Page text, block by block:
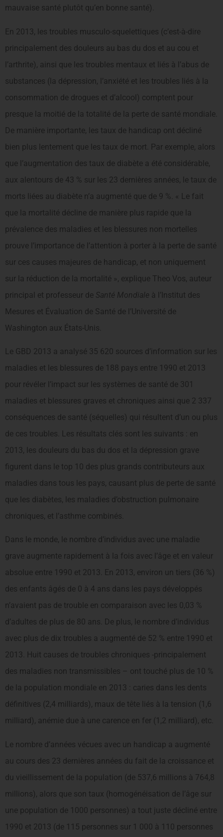
mauvaise santé plutôt qu’en bonne santé).
En 2013, les troubles musculo-squelettiques (c’est-à-dire
principalement des douleurs au bas du dos et au cou et
l’arthrite), ainsi que les troubles mentaux et liés à l’abus de
substances (la dépression, l’anxiété et les troubles liés à la
consommation de drogues et d’alcool) comptent pour
presque la moitié de la totalité de la perte de santé mondiale.
De manière importante, les taux de handicap ont décliné
bien plus lentement que les taux de mort. Par exemple, alors
que l’augmentation des taux de diabète a été considérable,
aux alentours de 43 % sur les 23 dernières années, le taux de
morts liées au diabète n’a augmenté que de 9 %. « Le fait
que la mortalité décline de manière plus rapide que la
prévalence des maladies et les blessures non mortelles
prouve l’importance de l’attention à porter à la perte de santé
sur ces causes majeures de handicap, et non uniquement
sur la réduction de la mortalité », explique Theo Vos, auteur
principal et professeur de Santé Mondiale à l’Institut des
Mesures et Évaluation de Santé de l’Université de
Washington aux États-Unis.
Le GBD 2013 a analysé 35 620 sources d’information sur les
maladies et les blessures de 188 pays entre 1990 et 2013
pour révéler l’impact sur les systèmes de santé de 301
maladies et blessures graves et chroniques ainsi que 2 337
conséquences de santé (séquelles) qui résultent d’un ou plus
de ces troubles. Les résultats clés sont les suivants : en
2013, les douleurs du bas du dos et la dépression grave
figurent dans le top 10 des plus grands contributeurs aux
maladies dans tous les pays, causant plus de perte de santé
que les diabètes, les maladies d’obstruction pulmonaire
chroniques, et l’asthme combinés.
Dans le monde, le nombre d’individus avec une maladie
grave augmente rapidement à la fois avec l’âge et en valeur
absolue entre 1990 et 2013. En 2013, environ un tiers (36 %)
des enfants âgés de 0 à 4 ans dans les pays développés
n’avaient pas de trouble en comparaison avec les 0,03 %
d’adultes de plus de 80 ans. De plus, le nombre d’individus
avec plus de dix troubles a augmenté de 52 % entre 1990 et
2013. Huit causes de troubles chroniques -principalement
des maladies non transmissibles – ont touché plus de 10 %
de la population mondiale en 2013 : caries dans les dents
définitives (2,4 milliards), maux de tête liés à la tension (1,6
milliard), anémie due à une carence en fer (1,2 milliard), etc.
Le nombre d’années vécues avec un handicap a augmenté
au cours des 23 dernières années du fait de la croissance et
du vieillissement de la population (de 537,6 millions à 764,8
millions), alors que son taux (homogénéisation de l’âge sur
une population de 1000 personnes) a tout juste décliné entre
1990 et 2013 (de 115 personnes sur 1 000 à 110 personnes